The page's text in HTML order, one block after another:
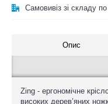
Самовивіз зі складу
Опис
Zing - ергономічне
високих дерев’яних